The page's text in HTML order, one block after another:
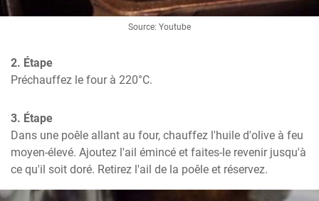
Source: Youtube
2. Étape
Préchauffez le four à 220°C.
3. Étape
Dans une poêle allant au four, chauffez l'huile d'olive à feu
moyen-élevé. Ajoutez l'ail émincé et faites-le revenir jusqu'à
ce qu'il soit doré. Retirez l'ail de la poêle et réservez.